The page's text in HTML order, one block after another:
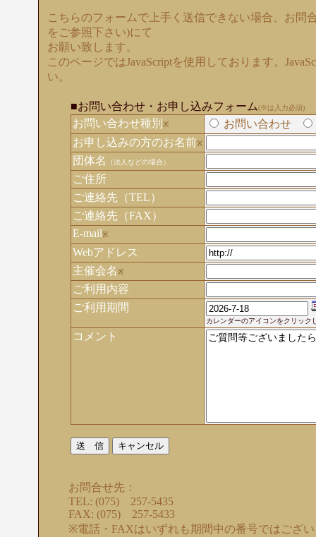
こちらのフォームで上手く送信できない場合、お問
をご参照下さい)にて
お願い致します。
このページではJavaScriptを使用しております。
い。
■お問い合わせ・お申し込みフォーム(※は入力必須)
お問い合わせ種別 ※ お問い合わせ
お申し込みの方のお名前※
団体名 （法人などの場合）
ご住所
ご連絡先（TEL）
ご連絡先（FAX）
E-mail※
Webアドレス
主催会名※
ご利用内容
ご利用期間
カレンダーのアイコンをクリック
コメント
お問合せ先：
TEL: (075) 257-5435
FAX: (075) 257-5433
※電話・FAXはいずれも期間中の番号ではござ